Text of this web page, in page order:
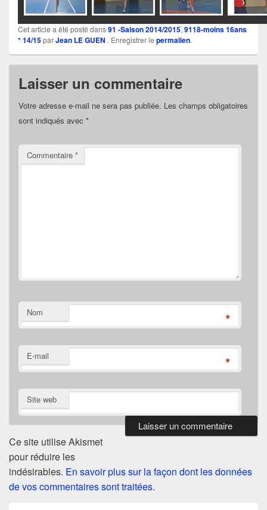
Cet article a été posté dans91 -Saison 2014/2015,9118-moins 16ans
* 14/15parJean LE GUEN . Enregistrer le permalien.
Laisser un commentaire
Votre adresse e-mail ne sera pas publiée. Les champs obligatoires
sont indiqués avec *
Commentaire *
Nom *
E-mail *
Site web
Ce site utilise Akismet
pour réduire les
indésirables. En savoir plus sur la façon dont les données
de vos commentaires sont traitées.